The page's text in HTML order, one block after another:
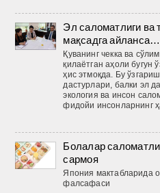
Эл саломатлиги ва
мақсадга айланса…
Қуванинг чекка ва
қилаётган аҳоли бугун
ҳис этмоқда. Бу
дастурлари, балки эл
экология ва инсон
фидойи инсонларнинг
Болалар
сармоя
Япония мактабларида
фалсафаси